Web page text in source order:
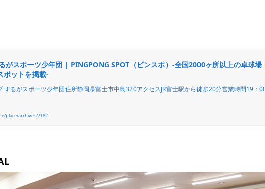
がスポーツ少年団 | PINGPONG SPOT（ピンスポ）-全国2000ヶ所以上の卓球場
ポットを掲載-
するがスポーツ少年団住所静岡県富士市中島320アクセスJR富士駅から徒歩20分営業時間19：
place/archives/7182